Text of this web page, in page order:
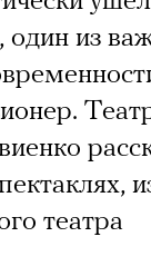
из
театра